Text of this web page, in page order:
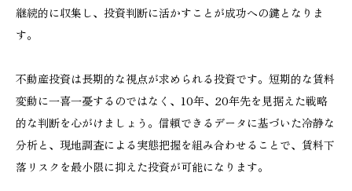
継続的に収集し、投資判断に活かすことが成功への鍵となりま
す。
不動産投資は長期的な視点が求められる投資です。短期的な賃料
変動に一喜一憂するのではなく、10年、20年先を見据えた戦略
的な判断を心がけましょう。信頼できるデータに基づいた冷静な
分析と、現地調査による実態把握を組み合わせることで、賃料下
落リスクを最小限に抑えた投資が可能になります。